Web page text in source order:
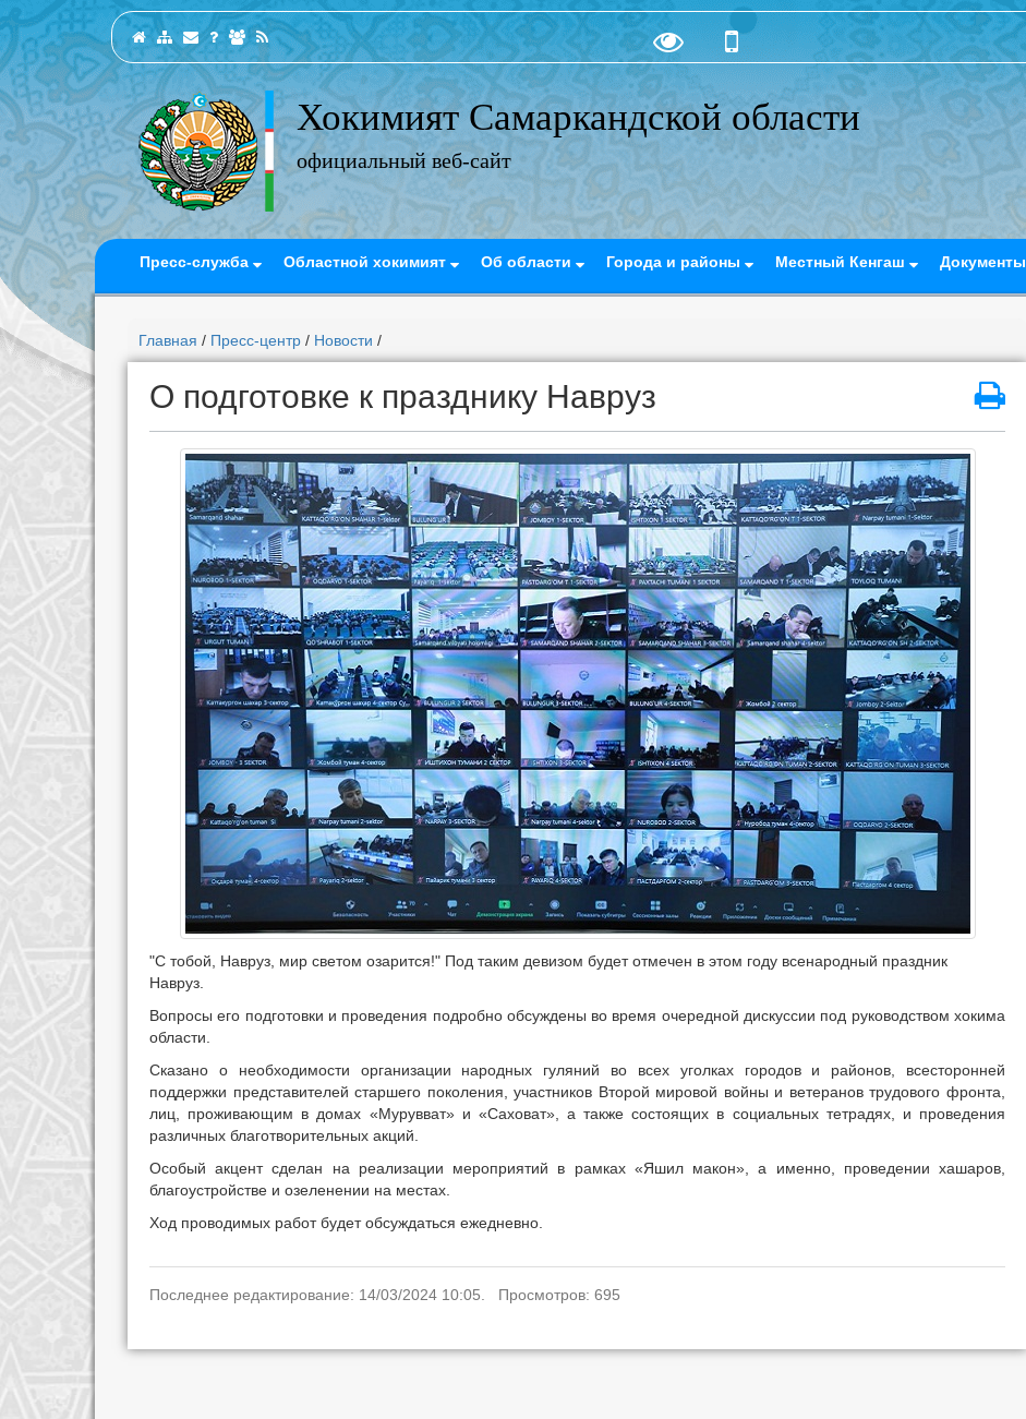
Хокимият Самаркандской области
официальный веб-сайт
Пресс-служба Областной хокимият Об области Города и районы Местный Кенгаш Документы
Главная / Пресс-центр / Новости /
О подготовке к празднику Навруз
"С тобой, Навруз, мир светом озарится!" Под таким девизом будет отмечен в этом году всенародный праздник
Навруз.
Вопросы его подготовки и проведения подробно обсуждены во время очередной дискуссии под руководством хокима
области.
Сказано о необходимости организации народных гуляний во всех уголках городов и районов, всесторонней
поддержки представителей старшего поколения, участников Второй мировой войны и ветеранов трудового фронта,
лиц, проживающим в домах «Мурувват» и «Саховат», а также состоящих в социальных тетрадях, и проведения
различных благотворительных акций.
Особый акцент сделан на реализации мероприятий в рамках «Яшил макон», а именно, проведении хашаров,
благоустройстве и озеленении на местах.
Ход проводимых работ будет обсуждаться ежедневно.
Последнее редактирование: 14/03/2024 10:05. Просмотров: 695